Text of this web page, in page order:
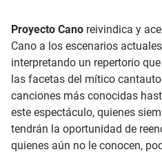
Proyecto Cano reivindica y
Cano a los escenarios
interpretando un repertorio
las facetas del mítico
canciones más conocidas
este espectáculo, quienes
tendrán la oportunidad de
quienes aún no le conocen,